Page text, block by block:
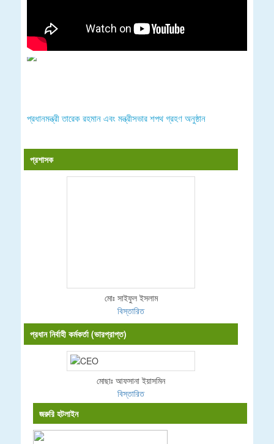
প্রধানমন্ত্রী তারেক রহমান এবং মন্ত্রীসভার শপথ গ্রহণ অনুষ্ঠান
প্রশাসক
মোঃ সাইফুল ইসলাম
বিস্তারিত
প্রধান নির্বাহী কর্মকর্তা (ভারপ্রাপ্ত)
মোছাঃ আফসানা ইয়াসমিন
বিস্তারিত
জরুরি হটলাইন